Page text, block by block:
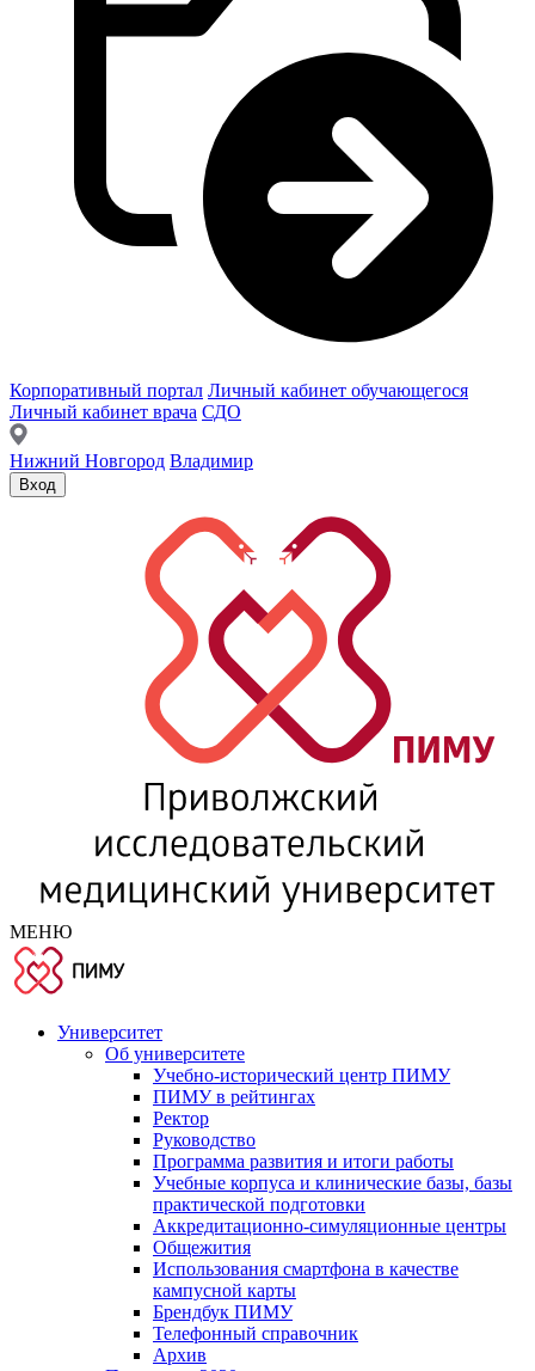
Корпоративный портал Личный кабинет обучающегося
Личный кабинет врача СДО
Нижний Новгород Владимир
Вход
МЕНЮ
Университет
Об университете
Учебно-исторический центр ПИМУ
ПИМУ в рейтингах
Ректор
Руководство
Программа развития и итоги работы
Учебные корпуса и клинические базы, базы
практической подготовки
Аккредитационно-симуляционные центры
Общежития
Использования смартфона в качестве
кампусной карты
Брендбук ПИМУ
Телефонный справочник
Архив